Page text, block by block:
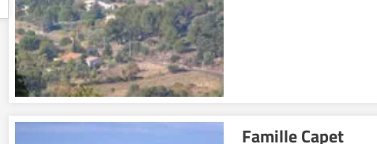
Famille Capet